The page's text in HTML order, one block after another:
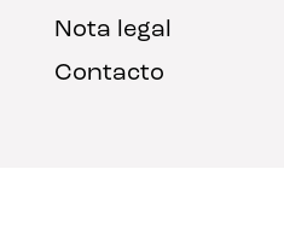
Nota legal
Contacto